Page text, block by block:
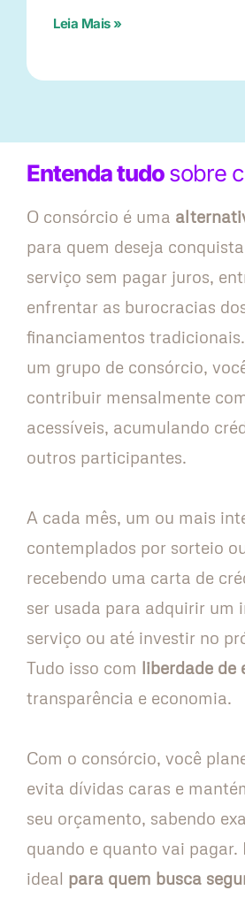
Leia Mais »
Entenda tudosobre
O consórcio é uma
para quem deseja
serviço sem pagar juros,
enfrentar as burocracias
financiamentos
um grupo de consórcio,
contribuir mensalmente
acessíveis, acumulando
outros participantes.
A cada mês, um ou mais
contemplados por sorteio
recebendo uma carta de
ser usada para adquirir um
serviço ou até investir no
Tudo isso com liberdade de
transparência e economia.
Com o consórcio, você
evita dívidas caras e
seu orçamento, sabendo
quando e quanto vai pagar.
ideal para quem busca